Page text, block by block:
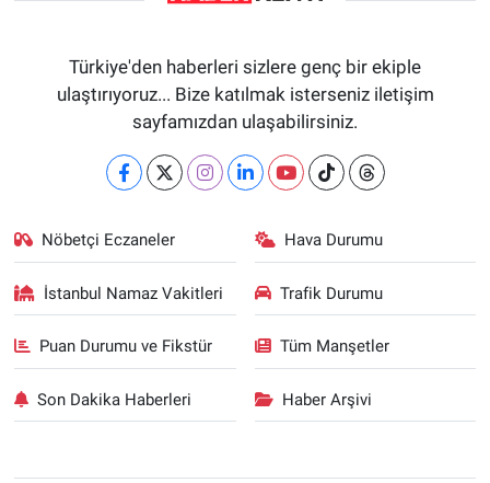
Türkiye'den haberleri sizlere genç bir ekiple
ulaştırıyoruz... Bize katılmak isterseniz iletişim
sayfamızdan ulaşabilirsiniz.
Nöbetçi Eczaneler Hava Durumu
İstanbul Namaz Vakitleri Trafik Durumu
Puan Durumu ve Fikstür Tüm Manşetler
Son Dakika Haberleri Haber Arşivi